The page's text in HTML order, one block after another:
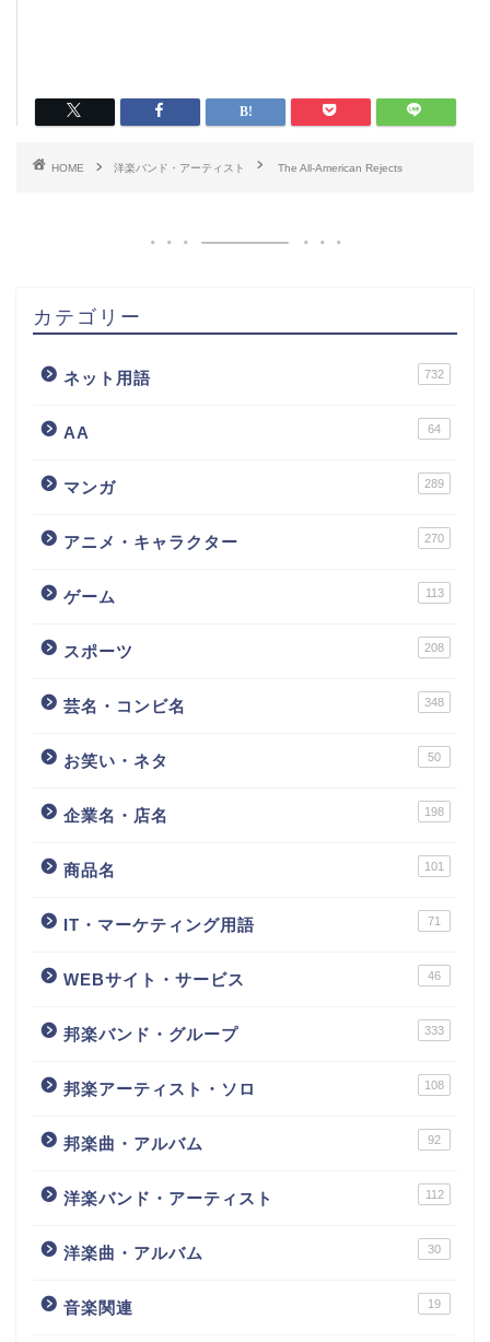
HOME 洋楽バンド・アーティスト The All-American Rejects
カテゴリー
ネット用語 732
AA 64
マンガ 289
アニメ・キャラクター 270
ゲーム 113
スポーツ 208
芸名・コンビ名 348
お笑い・ネタ 50
企業名・店名 198
商品名 101
IT・マーケティング用語 71
WEBサイト・サービス 46
邦楽バンド・グループ 333
邦楽アーティスト・ソロ 108
邦楽曲・アルバム 92
洋楽バンド・アーティスト 112
洋楽曲・アルバム 30
音楽関連 19